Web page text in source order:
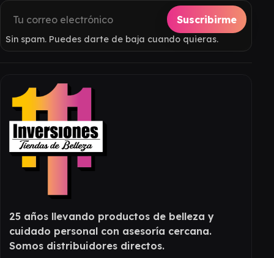
Suscribirme
Sin spam. Puedes darte de baja cuando quieras.
25 años llevando productos de belleza y
cuidado personal con asesoría cercana.
Somos distribuidores directos.